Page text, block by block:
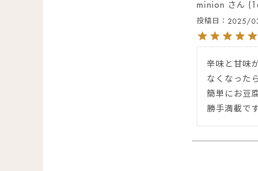
minion
投稿日 2025/
辛味と甘味
なくなった
簡単にお豆
勝手満載で